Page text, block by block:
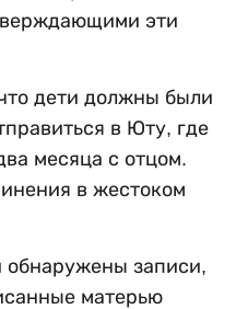
эти
дети должны были
в Юту, где
месяца с отцом.
в жестоком
обнаружены записи,
матерью